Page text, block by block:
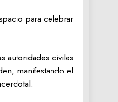
para celebrar
autoridades civiles
manifestando el